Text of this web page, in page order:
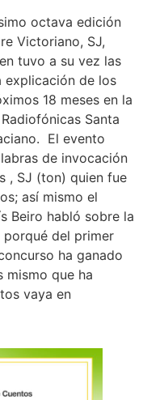
octava edición
Victoriano, SJ,
tuvo a su vez las
explicación de los
18 meses en la
Santa
El evento
de invocación
, SJ (ton) quien fue
así mismo el
Beiro habló sobre la
del primer
ha ganado
mismo que ha
vaya en